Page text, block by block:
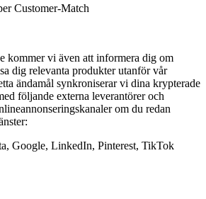
Customer-Match
kommer vi även att informera dig om
dig relevanta produkter utanför vår
ändamål synkroniserar vi dina krypterade
följande externa leverantörer och
om du redan
Google, LinkedIn, Pinterest, TikTok